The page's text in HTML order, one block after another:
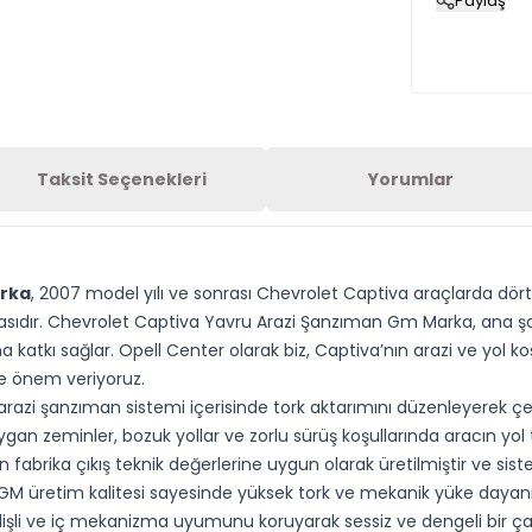
Taksit Seçenekleri Yorumlar
, 2007 model yılı ve sonrası Chevrolet Captiva araçlarda
Chevrolet Captiva Yavru Arazi Şanzıman Gm Marka,
katkı sağlar. Opell Center olarak biz, Captiva’nın arazi ve yol
önem veriyoruz.
şanzıman sistemi içerisinde tork aktarımını düzenleyerek
zeminler, bozuk yollar ve zorlu sürüş koşullarında aracın
çıkış teknik değerlerine uygun olarak üretilmiştir ve
üretim kalitesi sayesinde yüksek tork ve mekanik yüke
ve iç mekanizma uyumunu koruyarak sessiz ve dengeli bir